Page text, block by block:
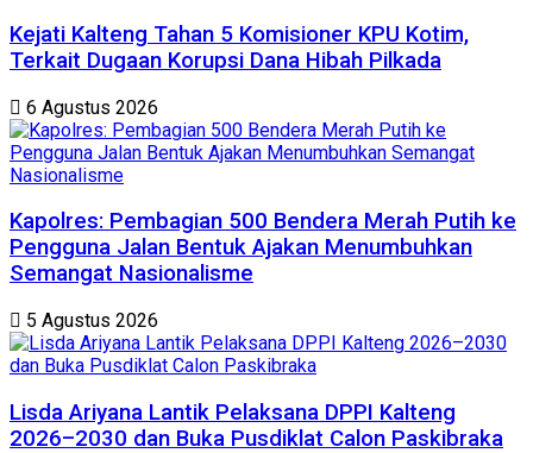
Kejati Kalteng Tahan 5 Komisioner KPU Kotim,
Terkait Dugaan Korupsi Dana Hibah Pilkada
6 Agustus 2026
Kapolres: Pembagian 500 Bendera Merah Putih ke
Pengguna Jalan Bentuk Ajakan Menumbuhkan
Semangat Nasionalisme
5 Agustus 2026
Lisda Ariyana Lantik Pelaksana DPPI Kalteng
2026–2030 dan Buka Pusdiklat Calon Paskibraka